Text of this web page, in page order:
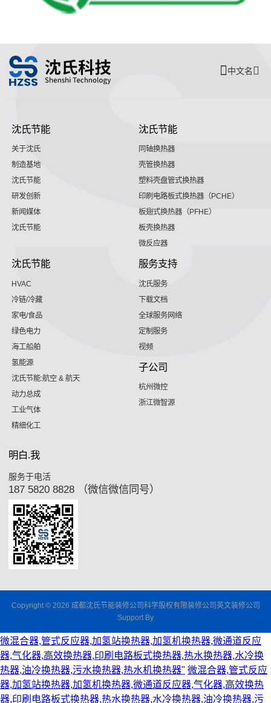
中文名
沈氏节能
关于沈氏
制造基地
沈氏节能
研发创新
新闻媒体
沈氏节能
沈氏节能
同轴换热器
壳管换热器
塑料壳盘管式换热器
印刷电路板式换热器（PCHE）
板翅式换热器（PFHE）
板壳换热器
微反应器
沈氏节能
HVAC
冷链/冷藏
家电/食品
绿色电力
海工船舶
氢能源
沈氏节能:航空 & 航天
动力总成
工业气体
精细化工
服务支持
沈氏服务
下载文档
全球服务网络
定制服务
视频
子公司
杭州微控
浙江微智源
明白.我
服务于电活
187 5820 8828 （微信微信同号）
Copyright © 2026 成都沈氏节能装修公司科学股权有限装修公司英文装修公司
Support By
微混合器,管式反应器,加氢站换热器,加氢机换热器,微通道反应
器,气化器,高效换热器,印刷电路板式换热器,热水换热器,水冷换
热器,油冷换热器,污水换热器,热水机换热器" 微混合器,管式反应
器,加氢站换热器,加氢机换热器,微通道反应器,气化器,高效换热
器,印刷电路板式换热器,热水换热器,水冷换热器,油冷换热器,污